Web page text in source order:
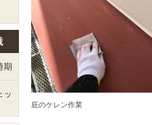
庇のケレン作業
期
ッ